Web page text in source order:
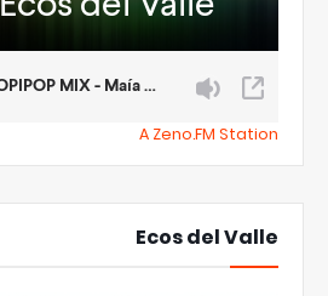
A Zeno.FM Station
Ecos del Valle